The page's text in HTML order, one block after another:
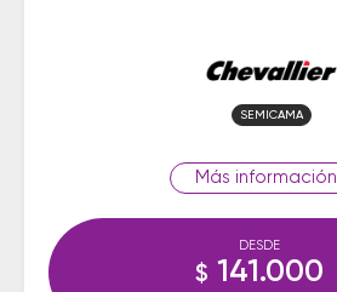
SEMICAMA
información
DESDE
$ 141.000